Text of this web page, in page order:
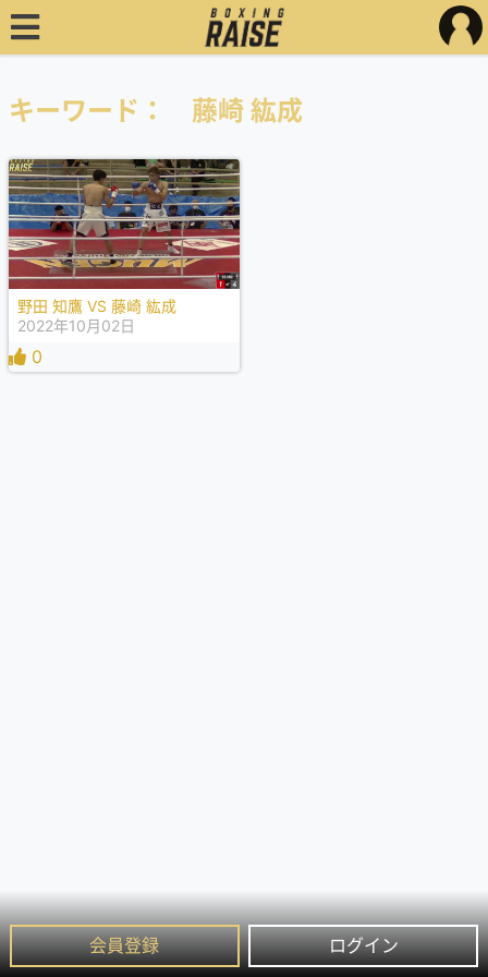
会員登録 ログイン
キーワード： 藤崎 紘成
野田 知鷹 VS 藤崎 紘成
2022年10月02日
0